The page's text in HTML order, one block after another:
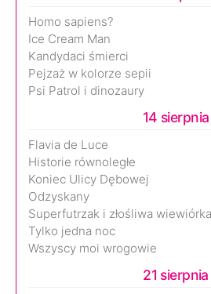
Homo sapiens?
Ice Cream Man
Kandydaci śmierci
Pejzaż w kolorze sepii
Psi Patrol i dinozaury
14 sierpnia
Flavia de Luce
Historie równoległe
Koniec Ulicy Dębowej
Odzyskany
Superfutrzak i złośliwa wiewiórka
Tylko jedna noc
Wszyscy moi wrogowie
21 sierpnia